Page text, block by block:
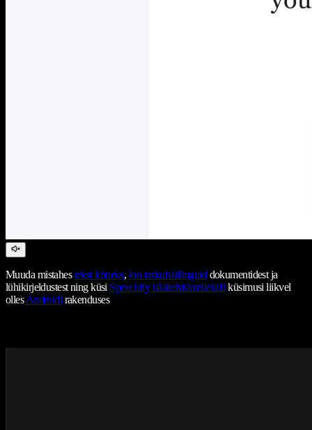
Muuda mistahestekst kõneks, loo taskuhäälinguiddokumentidest ja
lühikirjeldustest ning küsi Speechify häältehisintellektiltküsimusi liikvel
ollesAndroidirakenduses